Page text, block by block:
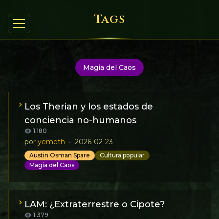
Tags
Magia del Caos
Los Therian y los estados de
conciencia no-humanos
1.180
por yemeth • 2026-02-23
Austin Osman Spare
Cultura popular
Magia del Caos
En febrero de 2026, diversos medios de
comunicación en castellano descubrieron la
existencia de los “therian”, una subcultura infantil y
juvenil centrada en la identificación con un animal.
LAM: ¿Extraterrestre o Cipote?
1.379